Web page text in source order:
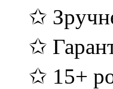
✩
✩
✩ 15+